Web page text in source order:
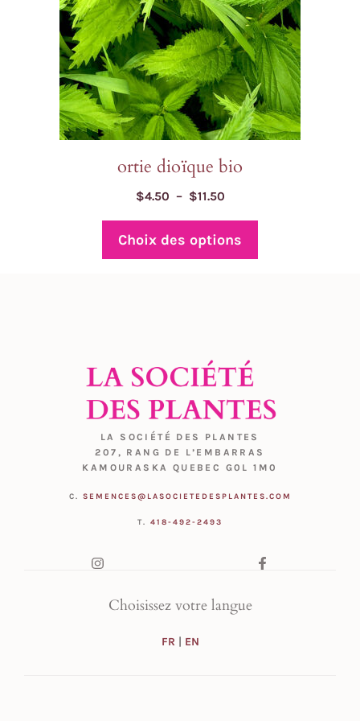
ortie dioïque bio
$4.50 – $11.50Plage
prix :
Choix des options
choisies
produit
LA SOCIÉTÉ DES PLANTES
207, RANG DE L’EMBARRAS
KAMOURASKA QUEBEC G0L 1M0
C. SEMENCES@LASOCIETEDESPLANTES.COM
T. 418-492-2493
Choisissez votre langue
FR | EN